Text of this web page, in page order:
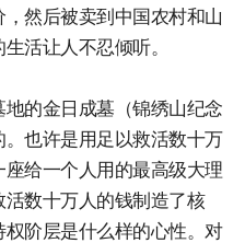
然后被卖到中国农村和山
活让人不忍倾听。
的金日成墓（锦绣山纪念
也许是用足以救活数十万
给一个人用的最高级大理
数十万人的钱制造了核
阶层是什么样的心性。对